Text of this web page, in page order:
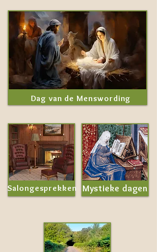
Dag van de Menswording
Salongesprekken Mystieke dagen